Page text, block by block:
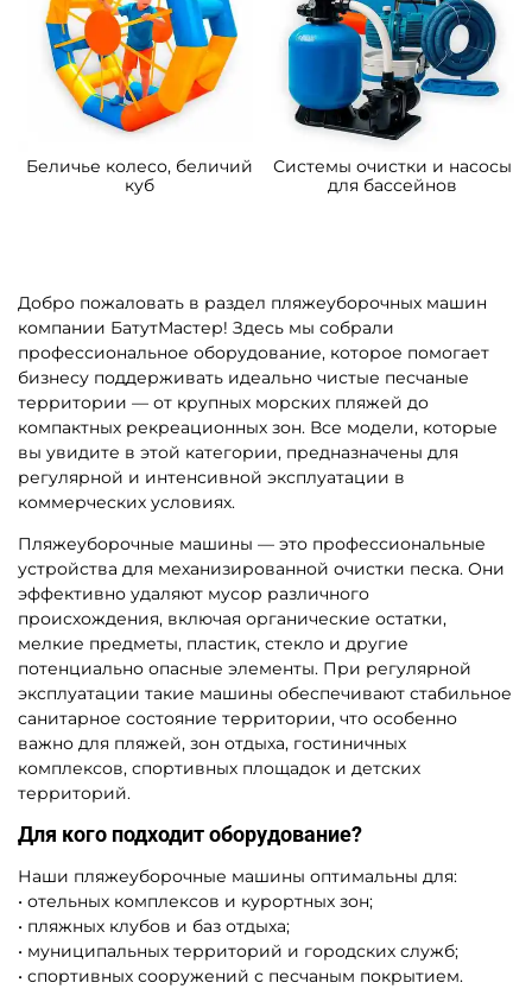
Беличье колесо, беличий
куб
Системы очистки и насосы
для бассейнов
Добро пожаловать в раздел пляжеуборочных машин
компании БатутМастер! Здесь мы собрали
профессиональное оборудование, которое помогает
бизнесу поддерживать идеально чистые песчаные
территории — от крупных морских пляжей до
компактных рекреационных зон. Все модели, которые
вы увидите в этой категории, предназначены для
регулярной и интенсивной эксплуатации в
коммерческих условиях.
Пляжеуборочные машины — это профессиональные
устройства для механизированной очистки песка. Они
эффективно удаляют мусор различного
происхождения, включая органические остатки,
мелкие предметы, пластик, стекло и другие
потенциально опасные элементы. При регулярной
эксплуатации такие машины обеспечивают стабильное
санитарное состояние территории, что особенно
важно для пляжей, зон отдыха, гостиничных
комплексов, спортивных площадок и детских
территорий.
Для кого подходит оборудование?
Наши пляжеуборочные машины оптимальны для:
• отельных комплексов и курортных зон;
• пляжных клубов и баз отдыха;
• муниципальных территорий и городских служб;
• спортивных сооружений с песчаным покрытием.